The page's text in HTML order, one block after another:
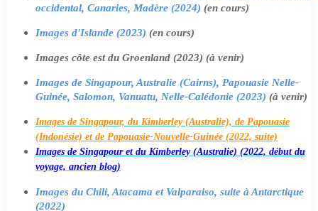
occidental, Canaries, Madère (2024) (en cours)
Images d'Islande (2023) (en cours)
Images côte est du Groenland (2023) (à venir)
Images de Singapour, Australie (Cairns), Papouasie Nelle-
Guinée, Salomon, Vanuatu, Nelle-Calédonie (2023) (à venir)
Images de Singapour, du Kimberley (Australie), de Papouasie
(Indonésie) et de Papouasie-Nouvelle-Guinée (2022, suite)
Images de Singapour et du Kimberley (Australie) (2022, début du
voyage, ancien blog)
Images du Chili, Atacama et Valparaiso, suite à Antarctique
(2022)